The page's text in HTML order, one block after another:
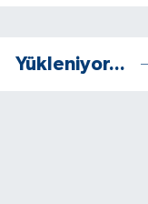
Yükleniyor...